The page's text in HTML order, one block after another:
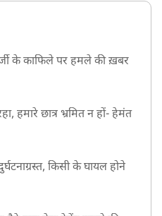
के काफिले पर हमले की ख़बर
हमारे छात्र भ्रमित न हों- हेमंत
किसी के घायल होने